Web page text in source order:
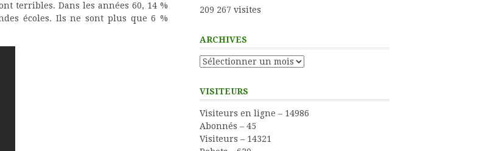
terribles. Dans les années 60, 14 %
écoles. Ils ne sont plus que 6 %
209 267 visites
ARCHIVES
Archives
VISITEURS
Visiteurs en ligne – 14986
Abonnés – 45
Visiteurs – 14321